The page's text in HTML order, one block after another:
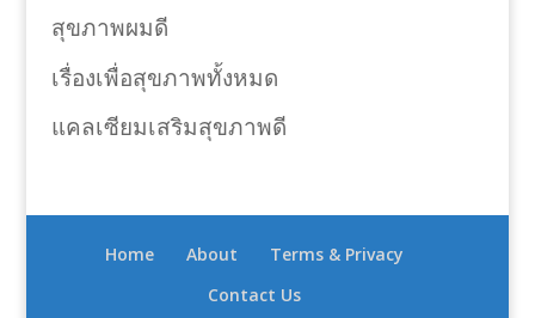
สุขภาพผมดี
เรื่องเพื่อสุขภาพทั้งหมด
แคลเซียมเสริมสุขภาพดี
Home About
Terms & Privacy
Contact Us